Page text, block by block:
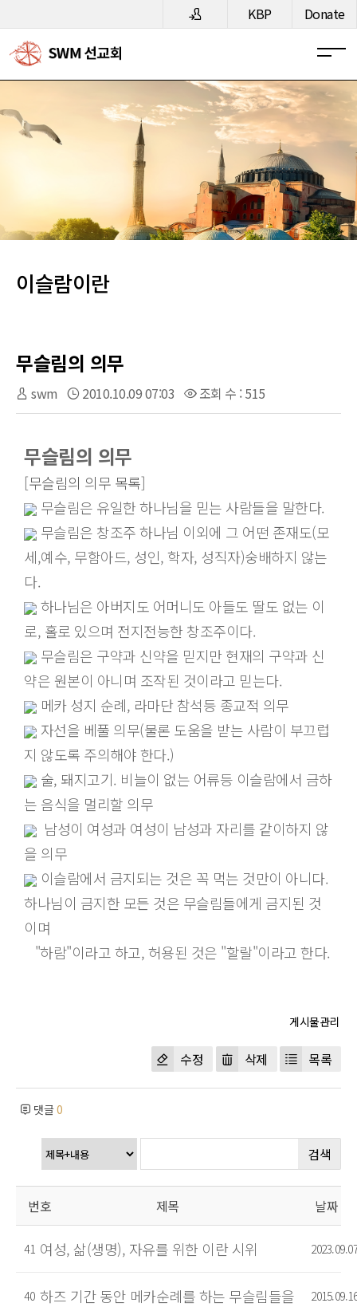
메뉴 건너뛰기 KBP Donate
이슬람이란
무슬림의 의무
swm 2010.10.09 07:03 조회 수 : 515
무슬림의 의무
[무슬림의 의무 목록]
무슬림은 유일한 하나님을 믿는 사람들을 말한다.
무슬림은 창조주 하나님 이외에 그 어떤 존재도(모
세,예수, 무함아드, 성인, 학자, 성직자)숭배하지 않는
다.
하나님은 아버지도 어머니도 아들도 딸도 없는 이
로, 홀로 있으며 전지전능한 창조주이다.
무슬림은 구약과 신약을 믿지만 현재의 구약과 신
약은 원본이 아니며 조작된 것이라고 믿는다.
메카 성지 순례, 라마단 참석등 종교적 의무
자선을 베풀 의무(물론 도움을 받는 사람이 부끄럽
지 않도록 주의해야 한다.)
술, 돼지고기. 비늘이 없는 어류등 이슬람에서 금하
는 음식을 멀리할 의무
남성이 여성과 여성이 남성과 자리를 같이하지 않
을 의무
이슬람에서 금지되는 것은 꼭 먹는 것만이 아니다.
하나님이 금지한 모든 것은 무슬림들에게 금지된 것
이며
"하람"이라고 하고, 허용된 것은 "할랄"이라고 한다.
수정 삭제 목록
댓글0
검색
번호 제목 날짜
41 여성, 삶(생명), 자유를 위한 이란 시위 2023.09.07
40 하즈 기간 동안 메카순례를 하는 무슬림들을
2015.09.16